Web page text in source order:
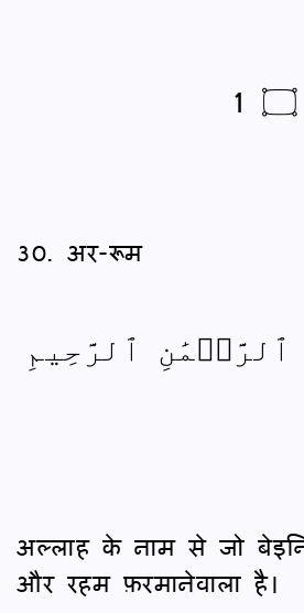
30. अर-रूम
ٱلرَّحِيمِ
अल्लाह के नाम से जो
और रहम फ़रमानेवाला है।